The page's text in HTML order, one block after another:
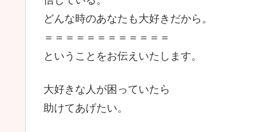
どんな時のあなたも大好きだから。
＝＝＝＝＝＝＝＝＝＝＝＝
ということをお伝えいたします。
大好きな人が困っていたら
助けてあげたい。